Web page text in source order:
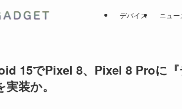
デバイス ニュー
15でPixel 8、Pixel 8 Proに『
装か。